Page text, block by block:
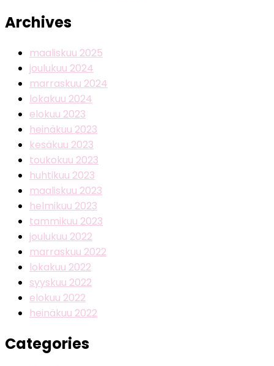
Archives
maaliskuu 2025
joulukuu 2024
marraskuu 2024
lokakuu 2024
elokuu 2023
heinäkuu 2023
kesäkuu 2023
toukokuu 2023
huhtikuu 2023
maaliskuu 2023
helmikuu 2023
tammikuu 2023
joulukuu 2022
marraskuu 2022
lokakuu 2022
syyskuu 2022
elokuu 2022
heinäkuu 2022
Categories